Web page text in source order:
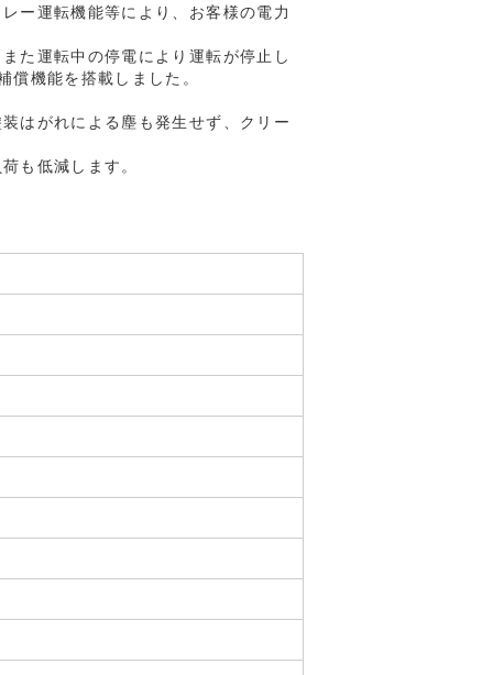
ー運転機能等により、お客様の電力
た運転中の停電により運転が停止し
機能を搭載しました。
はがれによる塵も発生せず、クリー
も低減します。